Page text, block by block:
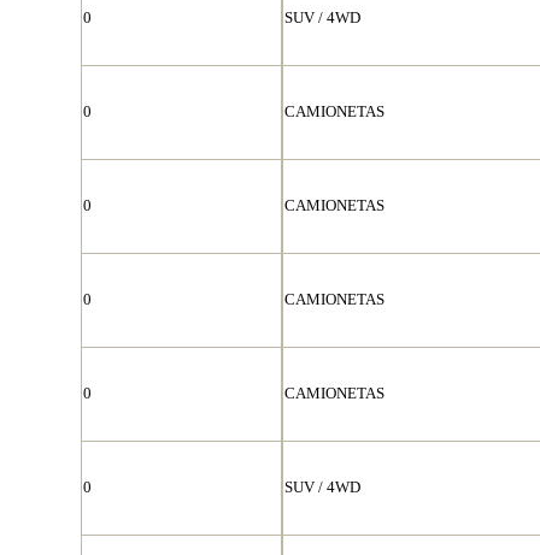
0 SUV / 4WD
0 CAMIONETAS
0 CAMIONETAS
0 CAMIONETAS
0 CAMIONETAS
0 SUV / 4WD